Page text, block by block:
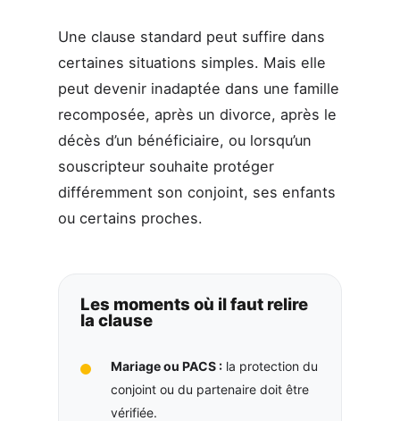
Une clause standard peut suffire dans
certaines situations simples. Mais elle
peut devenir inadaptée dans une famille
recomposée, après un divorce, après le
décès d’un bénéficiaire, ou lorsqu’un
souscripteur souhaite protéger
différemment son conjoint, ses enfants
ou certains proches.
Les moments où il faut relire
la clause
Mariage ou PACS :la protection du
conjoint ou du partenaire doit être
vérifiée.